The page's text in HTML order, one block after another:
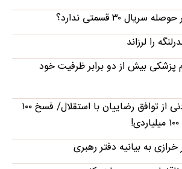
۳۰ قسمتی ندارد؟
پزشکی بیش از دو برابر ظرفیت خود
عجیب و باورنکردنی از توافق رضاییان با استقلال/ فسخ ۱۰۰
به بیانیه دفتر رهبری